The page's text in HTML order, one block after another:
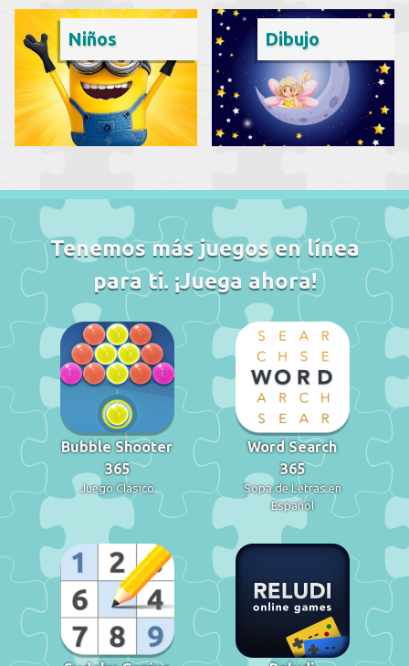
Niños Dibujo
Tenemos más juegos en línea
para ti. ¡Juega ahora!
Bubble Shooter
365
Juego Clásico
Word Search
365
Sopa de Letras en
Español